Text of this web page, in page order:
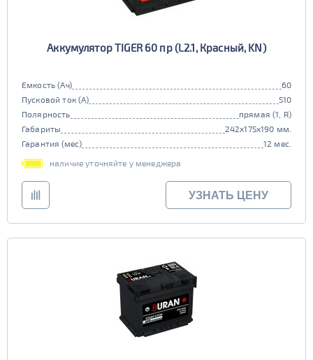
Аккумулятор TIGER 60 пр (L2.1, Красный, KN)
Емкость (Ач)
60
Пусковой ток (А)
510
Полярность
прямая (1, R)
Габариты
242x175x190 мм.
Гарантия (мес)
12 мес.
наличие уточняйте у менеджера
УЗНАТЬ ЦЕНУ